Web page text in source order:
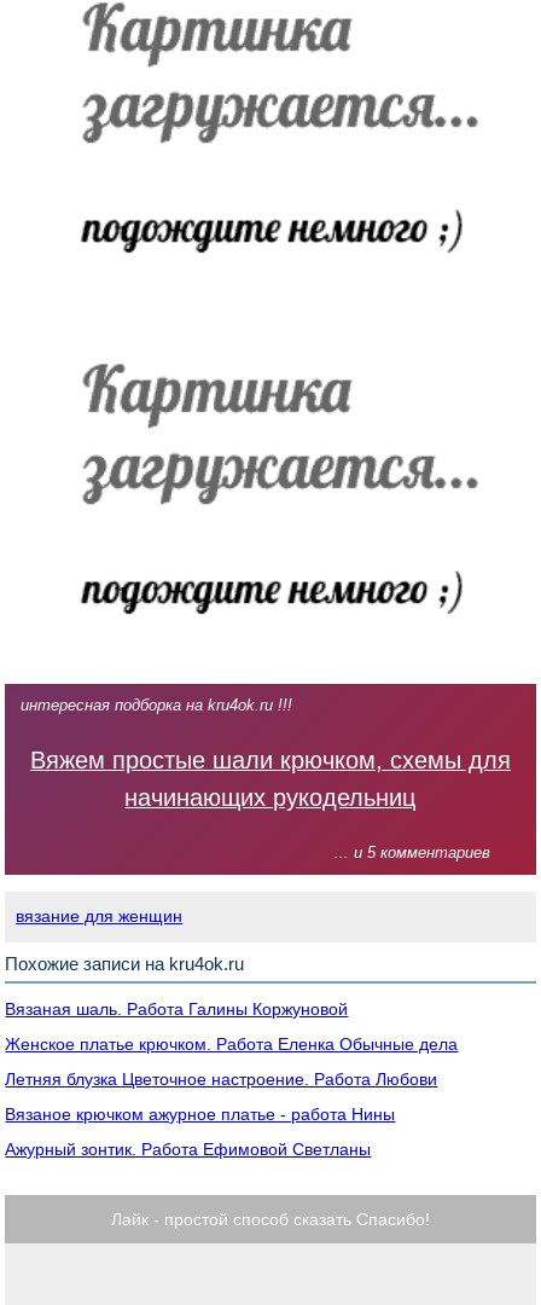
интересная подборка на kru4ok.ru !!!
Вяжем простые шали крючком, схемы для
начинающих рукодельниц
... и 5 комментариев
вязание для женщин
Похожие записи на kru4ok.ru
Вязаная шаль. Работа Галины Коржуновой
Женское платье крючком. Работа Еленка Обычные дела
Летняя блузка Цветочное настроение. Работа Любови
Вязаное крючком ажурное платье - работа Нины
Ажурный зонтик. Работа Ефимовой Светланы
Лайк - простой способ сказать Спасибо!